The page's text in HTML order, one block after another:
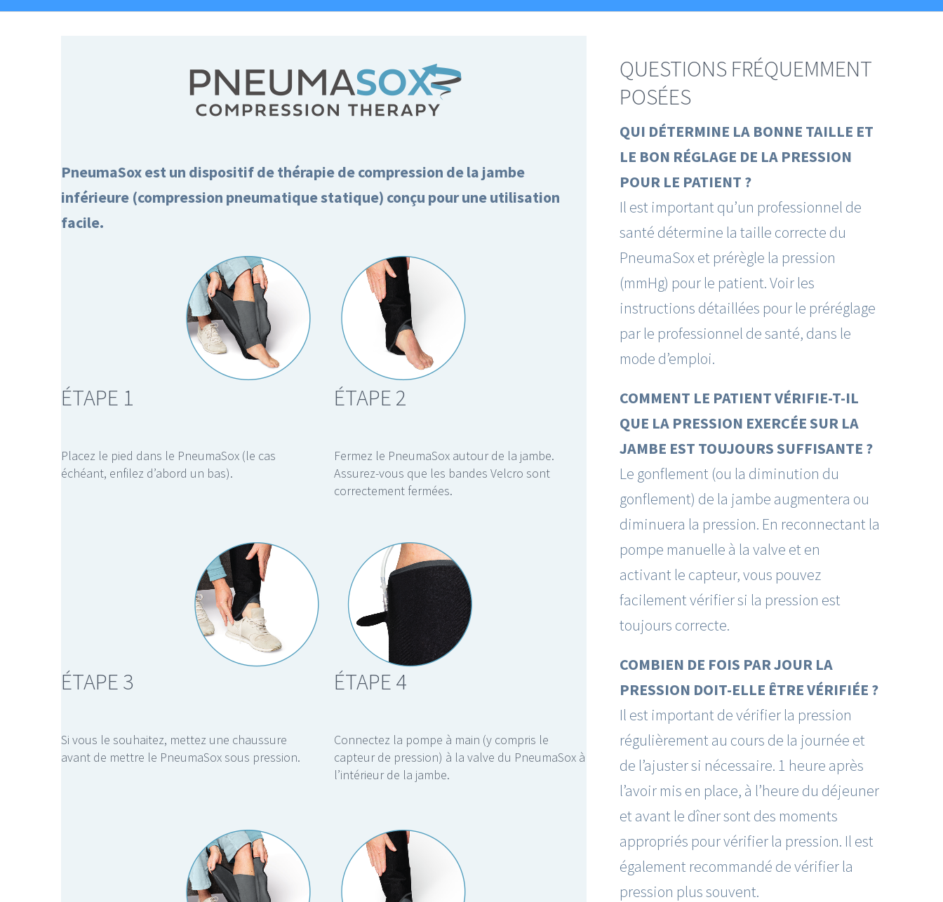
PneumaSox est un dispositif de thérapie de compression de la jambe
inférieure (compression pneumatique statique) conçu pour une utilisation
facile.
ÉTAPE 1
Placez le pied dans le PneumaSox (le cas
échéant, enfilez d’abord un bas).
ÉTAPE 2
Fermez le PneumaSox autour de la jambe.
Assurez-vous que les bandes Velcro sont
correctement fermées.
ÉTAPE 3
Si vous le souhaitez, mettez une chaussure
avant de mettre le PneumaSox sous pression.
ÉTAPE 4
Connectez la pompe à main (y compris le
capteur de pression) à la valve du PneumaSox à
l’intérieur de la jambe.
QUESTIONS FRÉQUEMMENT
POSÉES
QUI DÉTERMINE LA BONNE TAILLE ET
LE BON RÉGLAGE DE LA PRESSION
POUR LE PATIENT ?
Il est important qu’un professionnel de
santé détermine la taille correcte du
PneumaSox et prérègle la pression
(mmHg) pour le patient. Voir les
instructions détaillées pour le préréglage
par le professionnel de santé, dans le
mode d’emploi.
COMMENT LE PATIENT VÉRIFIE-T-IL
QUE LA PRESSION EXERCÉE SUR LA
JAMBE EST TOUJOURS SUFFISANTE ?
Le gonflement (ou la diminution du
gonflement) de la jambe augmentera ou
diminuera la pression. En reconnectant la
pompe manuelle à la valve et en
activant le capteur, vous pouvez
facilement vérifier si la pression est
toujours correcte.
COMBIEN DE FOIS PAR JOUR LA
PRESSION DOIT-ELLE ÊTRE VÉRIFIÉE ?
Il est important de vérifier la pression
régulièrement au cours de la journée et
de l’ajuster si nécessaire. 1 heure après
l’avoir mis en place, à l’heure du déjeuner
et avant le dîner sont des moments
appropriés pour vérifier la pression. Il est
également recommandé de vérifier la
pression plus souvent.